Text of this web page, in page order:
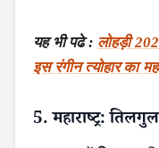
यह भी पढे : लोहड़ी
इस रंगीन त्योहार का
5. महाराष्ट्र: